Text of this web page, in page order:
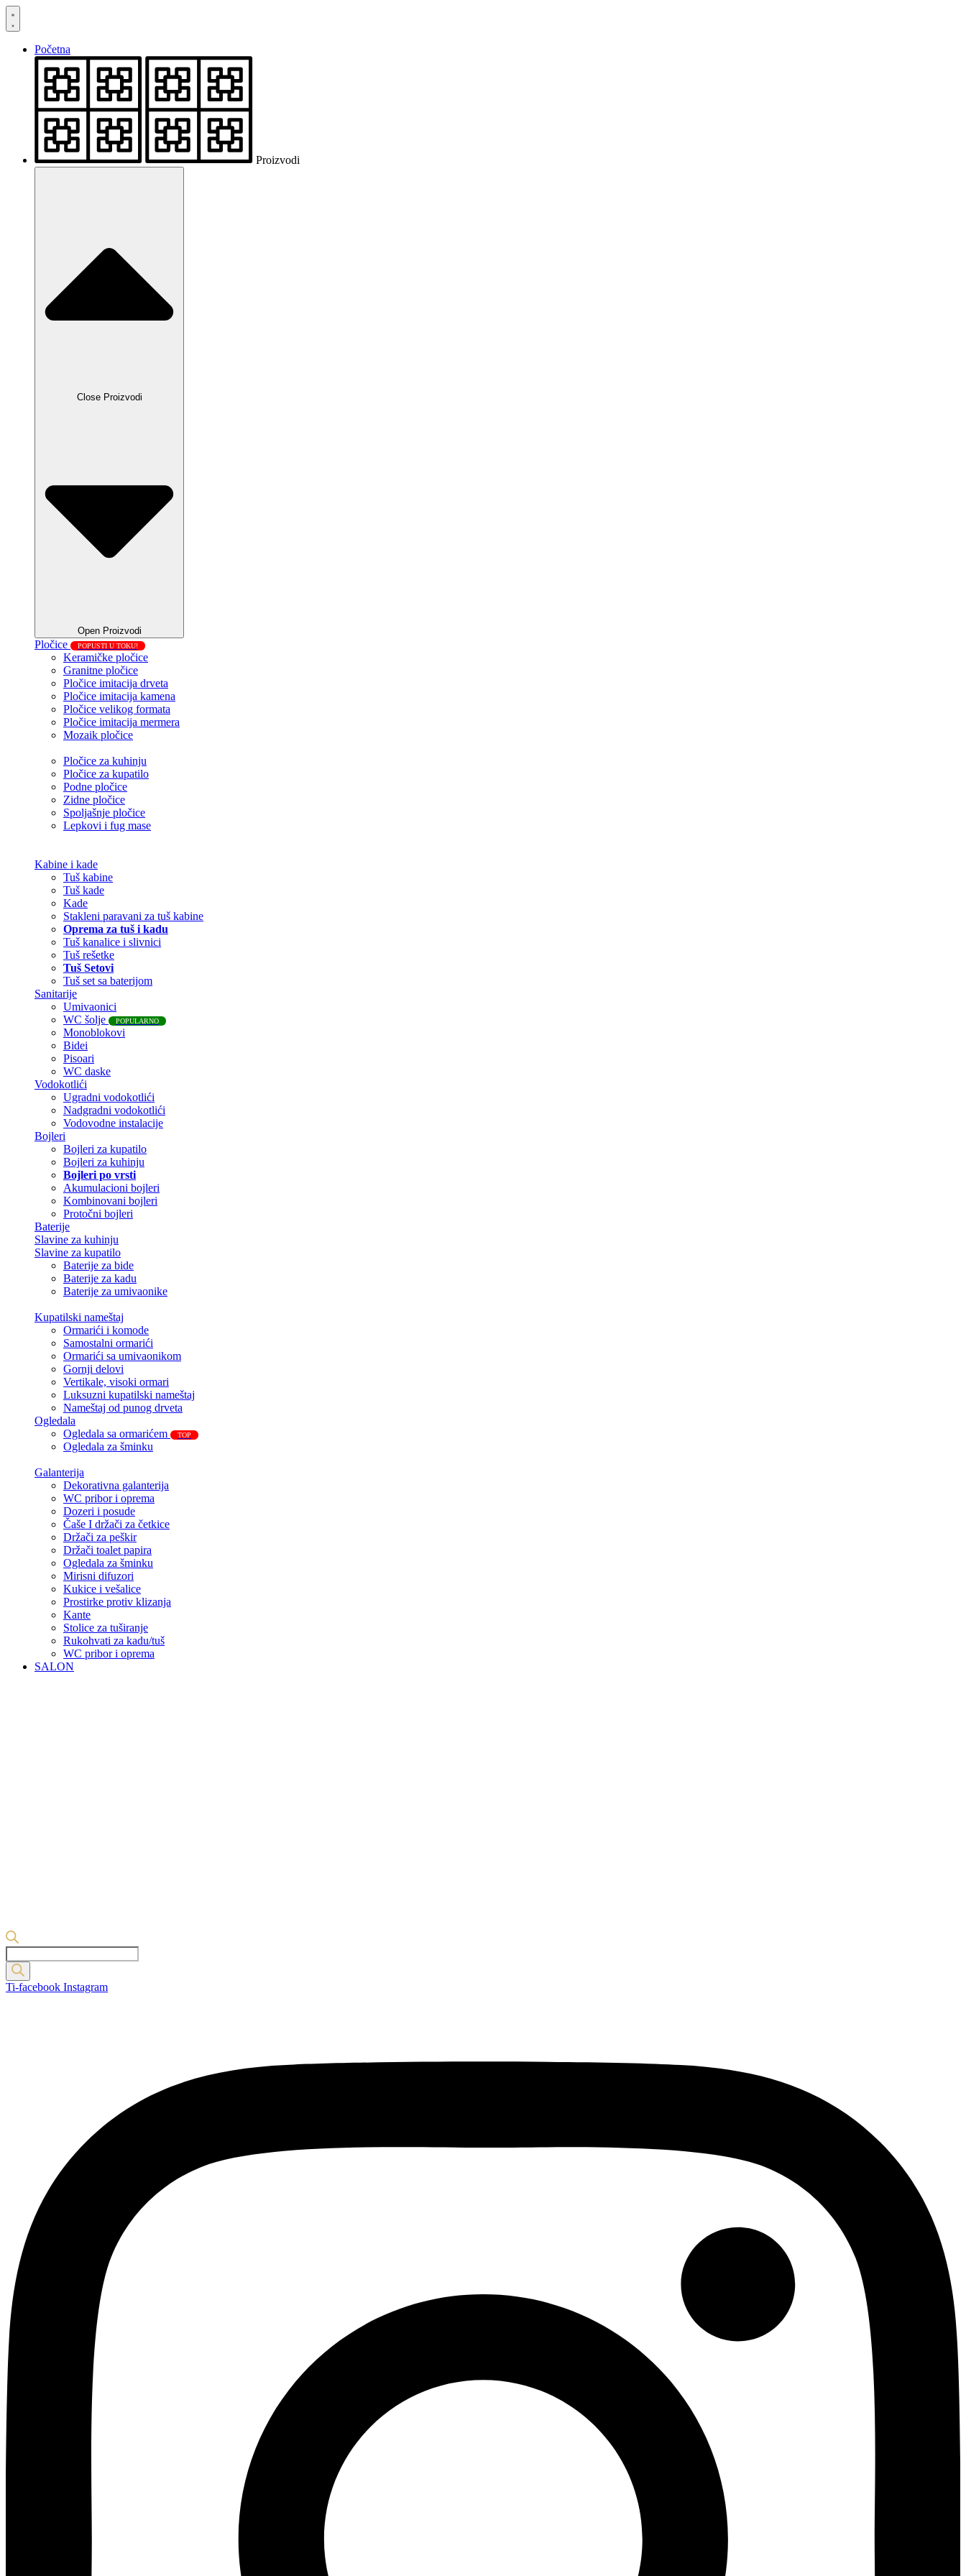
Skočite
na
Početna
Proizvodi
Close Proizvodi
Open Proizvodi
Pločice POPUSTI U TOKU!
Keramičke pločice
Granitne pločice
Pločice imitacija drveta
Pločice imitacija kamena
Pločice velikog formata
Pločice imitacija mermera
Mozaik pločice
Pločice za kuhinju
Pločice za kupatilo
Podne pločice
Zidne pločice
Spoljašnje pločice
Lepkovi i fug mase
Kabine i kade
Tuš kabine
Tuš kade
Kade
Stakleni paravani za tuš kabine
Oprema za tuš i kadu
Tuš kanalice i slivnici
Tuš rešetke
Tuš Setovi
Tuš set sa baterijom
Sanitarije
Umivaonici
WC šolje
POPULARNO
Monoblokovi
Bidei
Pisoari
WC daske
Vodokotlići
Ugradni vodokotlići
Nadgradni vodokotlići
Vodovodne instalacije
Bojleri
Bojleri za kupatilo
Bojleri za kuhinju
Bojleri po vrsti
Akumulacioni bojleri
Kombinovani bojleri
Protočni bojleri
Baterije
Slavine za kuhinju
Slavine za kupatilo
Baterije za bide
Baterije za kadu
Baterije za umivaonike
Kupatilski nameštaj
Ormarići i komode
Samostalni ormarići
Ormarići sa umivaonikom
Gornji delovi
Vertikale, visoki ormari
Luksuzni kupatilski nameštaj
Nameštaj od punog drveta
Ogledala
Ogledala sa ormarićem
TOP
Ogledala za šminku
Galanterija
Dekorativna galanterija
WC pribor i oprema
Dozeri i posude
Čaše I držači za četkice
Držači za peškir
Držači toalet papira
Ogledala za šminku
Mirisni difuzori
Kukice i vešalice
Prostirke protiv klizanja
Kante
Stolice za tuširanje
Rukohvati za kadu/tuš
WC pribor i oprema
SALON
Products
search
Ti-facebook Instagram